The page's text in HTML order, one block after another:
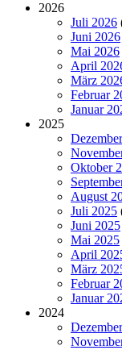
2026
Juli 2026
Juni 2026
Mai 2026
April
März
Februar
Januar
2025
Oktober
August
Juli 2025
Juni 2025
Mai 2025
April
März
Februar
Januar
2024